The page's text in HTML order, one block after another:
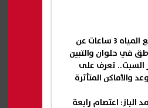
قطع المياه 3 ساعات عن
في حلوان والتبين
السبت.. تعرف على
والأماكن المتأثرة
الباز: اعتصام رابعة